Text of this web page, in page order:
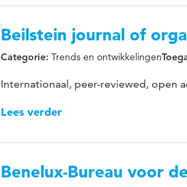
Beilstein journal of
Categorie: Trends en ontwikkelingen
Internationaal, peer-reviewed, open
Lees verder
Benelux-Bureau voor